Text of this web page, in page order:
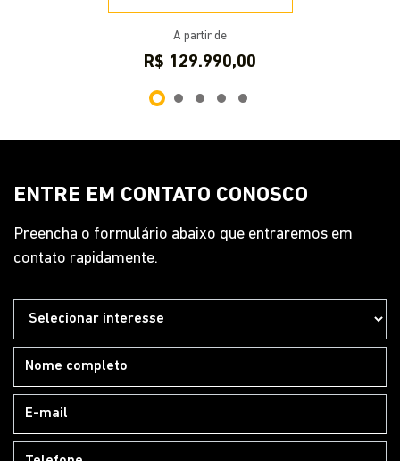
A partir de
R$ 129.990,00
ENTRE EM CONTATO CONOSCO
Preencha o formulário abaixo que entraremos em
contato rapidamente.